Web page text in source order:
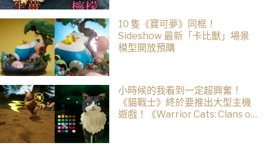
10 隻《寶可夢》同框！
Sideshow 最新「卡比獸」場景
模型開放預購
小時候的我看到一定超興奮！
《貓戰士》終於要推出大型主機
遊戲！《Warrior Cats: Clans of